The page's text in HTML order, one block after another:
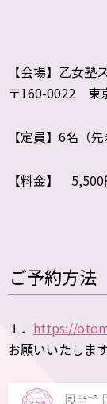
【会場】乙女塾
〒160-0022 東
【定員】6名（先
【料金】 5,500
ご予約方法
１． https://
お願いいたします